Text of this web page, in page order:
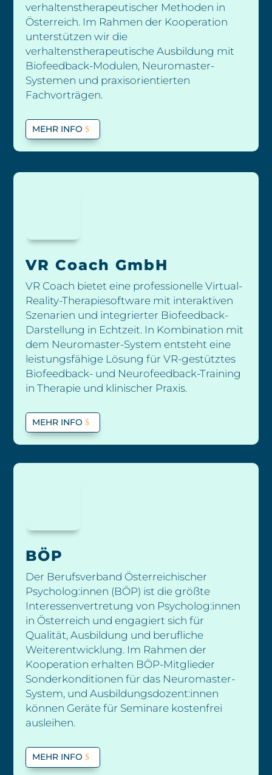
verhaltenstherapeutischer Methoden in
Österreich. Im Rahmen der Kooperation
unterstützen wir die
verhaltenstherapeutische Ausbildung mit
Biofeedback-Modulen, Neuromaster-
Systemen und praxisorientierten
Fachvorträgen.
MEHR INFO
VR Coach GmbH
VR Coach bietet eine professionelle Virtual-
Reality-Therapiesoftware mit interaktiven
Szenarien und integrierter Biofeedback-
Darstellung in Echtzeit. In Kombination mit
dem Neuromaster-System entsteht eine
leistungsfähige Lösung für VR-gestütztes
Biofeedback- und Neurofeedback-Training
in Therapie und klinischer Praxis.
MEHR INFO
BÖP
Der Berufsverband Österreichischer
Psycholog:innen (BÖP) ist die größte
Interessenvertretung von Psycholog:innen
in Österreich und engagiert sich für
Qualität, Ausbildung und berufliche
Weiterentwicklung. Im Rahmen der
Kooperation erhalten BÖP-Mitglieder
Sonderkonditionen für das Neuromaster-
System, und Ausbildungsdozent:innen
können Geräte für Seminare kostenfrei
ausleihen.
MEHR INFO